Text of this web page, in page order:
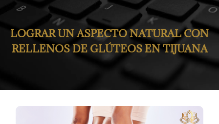
LOGRAR UN ASPECTO NATURAL CON
RELLENOS DE GLÚTEOS EN TIJUANA